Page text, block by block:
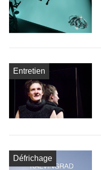
Entretien
Défrichage